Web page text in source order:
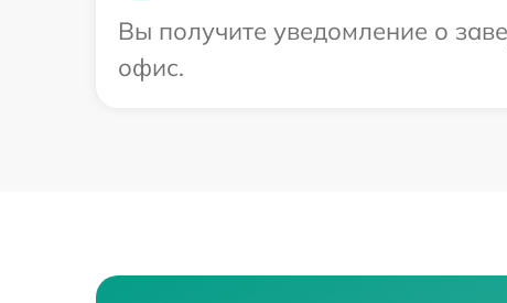
Вы получите уведомление о
офис.